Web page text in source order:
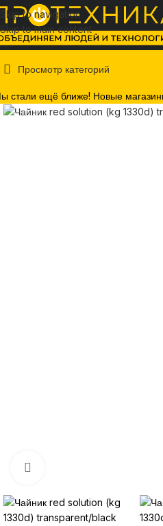
Skip to navigation
Skip to main content
стали ещё ближе! Новые
Просмотр категорий